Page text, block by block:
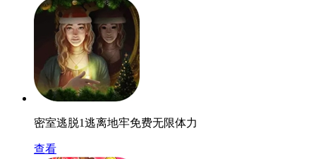
密室逃脱1逃离地牢免费无限体力
查看